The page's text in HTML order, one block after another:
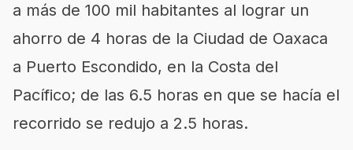
a más de 100 mil habitantes al lograr un
ahorro de 4 horas de la Ciudad de Oaxaca
a Puerto Escondido, en la Costa del
Pacífico; de las 6.5 horas en que se hacía el
recorrido se redujo a 2.5 horas.